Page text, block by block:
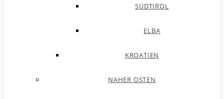
SÜDTIROL
ELBA
KROATIEN
NAHER OSTEN